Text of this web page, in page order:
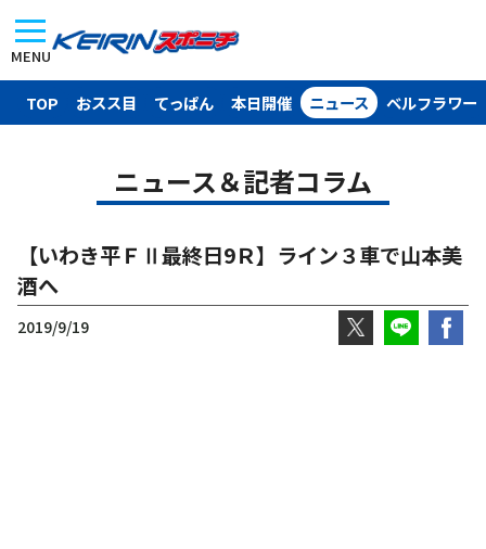
MENU
TOP おスス目 てっぱん 本日開催 ニュース ベルフラワー
ニュース＆記者コラム
【いわき平ＦⅡ最終日9Ｒ】ライン３車で山本美
酒へ
2019/9/19